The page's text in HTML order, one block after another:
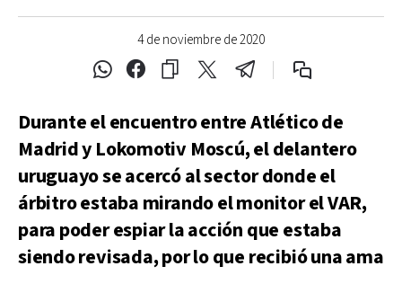
4 de noviembre de 2020
Durante el encuentro entre Atlético de
Madrid y Lokomotiv Moscú, el delantero
uruguayo se acercó al sector donde el
árbitro estaba mirando el monitor el VAR,
para poder espiar la acción que estaba
siendo revisada, por lo que recibió una ama